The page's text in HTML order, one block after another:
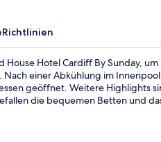
Richtlinien
House Hotel Cardiff By Sunday,
einer Abkühlung im
geöffnet. Weitere Highlights
die bequemen Betten und